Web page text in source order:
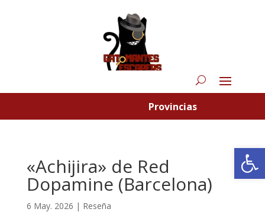
Provincias
«Achijira» de Red
Dopamine (Barcelona)
6 May. 2026 | Reseña